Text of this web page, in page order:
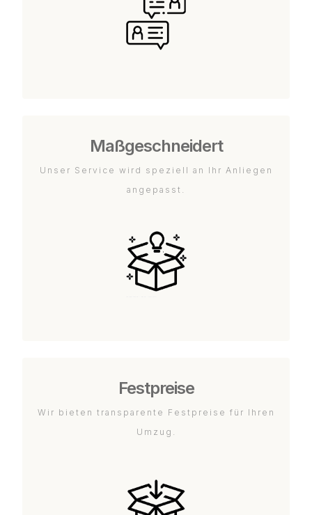
Maßgeschneidert
Unser Service wird speziell an Ihr Anliegen
angepasst.
Festpreise
Wir bieten transparente Festpreise für Ihren
Umzug.